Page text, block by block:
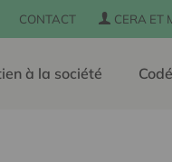
CONTACT CERA ET
à la société